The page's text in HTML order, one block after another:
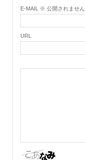
E-MAIL ※ 公開されません
URL